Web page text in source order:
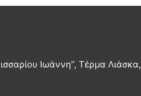
Ιωάννη”, Τέρμα